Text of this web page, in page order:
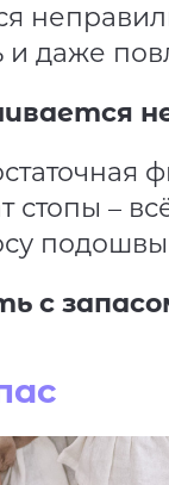
даже
–
с